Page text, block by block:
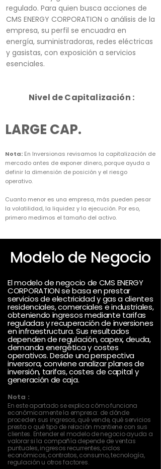
regulado. Para quien busca acciones de
CMS ENERGY CORPORATION o análisis de la
empresa, su perfil se encuadra en
energía, suministradoras, redes eléctricas
y gasistas, con exposición a servicios
esenciales.
Nivel de Capitalización :
LARGE CAP.
Nota: En Inversionas revisamos la capitalización de
mercado antes de exponer dinero, porque ayuda a
definir la dimensión de posición y el riesgo
operativo.
Cuanto menor es una empresa, más pueden pesar
la volatilidad, la liquidez y la ejecución. Por eso,
primero medimos el tamaño del activo.
Modelo de Negocio
El modelo de negocio de CMS ENERGY
CORPORATION se basa en prestar
servicios de electricidad y gas a clientes
residenciales, comerciales e industriales,
obteniendo ingresos mediante tarifas
reguladas y recuperación de inversiones
en infraestructura. Sus resultados
dependen de regulación, capex, deuda,
demanda energética y costes
operativos. Desde una perspectiva
inversora, conviene analizar planes de
inversión, tarifas, costes de capital y
generación de caja.
Nota :
En este apartado se explica cómo funciona
económicamente la empresa: de dónde
proceden sus ingresos, qué vende, qué servicios
presta o qué tipo de relación mantiene con sus
clientes. Entender el modelo de negocio ayuda a
valorar si la compañía depende de ventas
puntuales, ingresos recurrentes, ciclos
económicos, contratos, consumo, tecnología,
regulación u otros factores.